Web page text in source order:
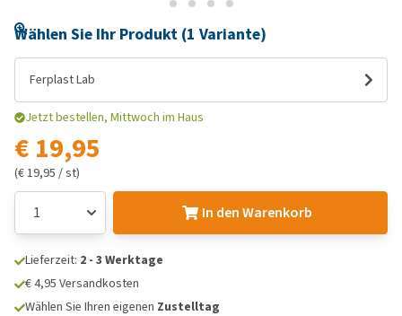
Wählen Sie Ihr Produkt (1 Variante)
Ferplast Lab
Jetzt bestellen, Mittwoch im Haus
€ 19,95
(€ 19,95 / st)
In den Warenkorb
Lieferzeit: 2 - 3 Werktage
€ 4,95 Versandkosten
Wählen Sie Ihren eigenen Zustelltag